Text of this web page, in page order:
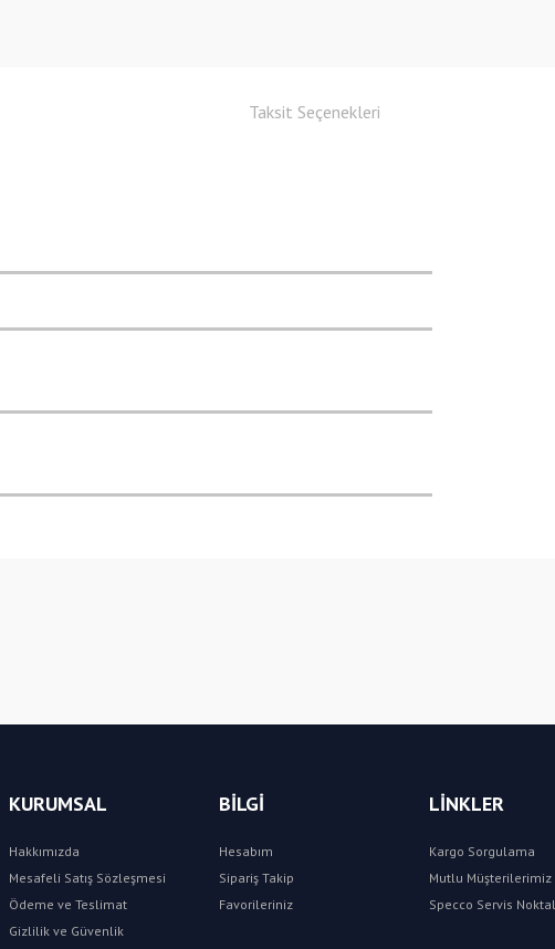
Taksit Seçenekleri
KURUMSAL
Hakkımızda
Mesafeli Satış Sözleşmesi
Ödeme ve Teslimat
Gizlilik ve Güvenlik
BİLGİ
Hesabım
Sipariş Takip
Favorileriniz
LİNKLER
Kargo Sorgulama
Mutlu Müşterilerimiz
Specco Servis